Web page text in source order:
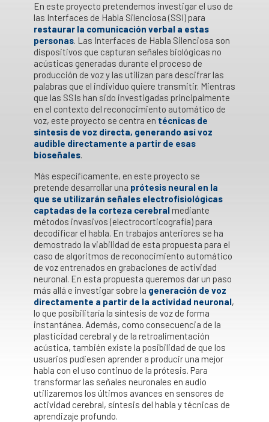
En este proyecto pretendemos investigar el uso de
las Interfaces de Habla Silenciosa (SSI) para
restaurar la comunicación verbal a estas
personas. Las Interfaces de Habla Silenciosa son
dispositivos que capturan señales biológicas no
acústicas generadas durante el proceso de
producción de voz y las utilizan para descifrar las
palabras que el individuo quiere transmitir. Mientras
que las SSIs han sido investigadas principalmente
en el contexto del reconocimiento automático de
voz, este proyecto se centra en técnicas de
síntesis de voz directa, generando así voz
audible directamente a partir de esas
bioseñales.
Más específicamente, en este proyecto se
pretende desarrollar una prótesis neural en la
que se utilizarán señales electrofisiológicas
captadas de la corteza cerebral mediante
métodos invasivos (electrocorticografía) para
decodificar el habla. En trabajos anteriores se ha
demostrado la viabilidad de esta propuesta para el
caso de algoritmos de reconocimiento automático
de voz entrenados en grabaciones de actividad
neuronal. En esta propuesta queremos dar un paso
más allá e investigar sobre la generación de voz
directamente a partir de la actividad neuronal,
lo que posibilitaría la síntesis de voz de forma
instantánea. Además, como consecuencia de la
plasticidad cerebral y de la retroalimentación
acústica, también existe la posibilidad de que los
usuarios pudiesen aprender a producir una mejor
habla con el uso continuo de la prótesis. Para
transformar las señales neuronales en audio
utilizaremos los últimos avances en sensores de
actividad cerebral, síntesis del habla y técnicas de
aprendizaje profundo.